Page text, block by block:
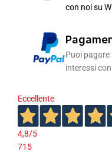
con noi su
Puoi pagare
interessi con
Eccellente
4,8/5
715